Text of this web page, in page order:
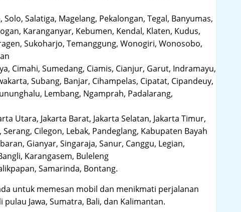
Salatiga, Magelang, Pekalongan, Tegal, Banyumas,
Karanganyar, Kebumen, Kendal, Klaten, Kudus,
Sukoharjo, Temanggung, Wonogiri, Wonosobo,
Cimahi, Sumedang, Ciamis, Cianjur, Garut, Indramayu,
Subang, Banjar, Cihampelas, Cipatat, Cipandeuy,
Lembang, Ngamprah, Padalarang,
Utara, Jakarta Barat, Jakarta Selatan, Jakarta Timur,
Cilegon, Lebak, Pandeglang, Kabupaten Bayah
Gianyar, Singaraja, Sanur, Canggu, Legian,
Karangasem, Buleleng
Samarinda, Bontang.
untuk memesan mobil dan menikmati perjalanan
Jawa, Sumatra, Bali, dan Kalimantan.